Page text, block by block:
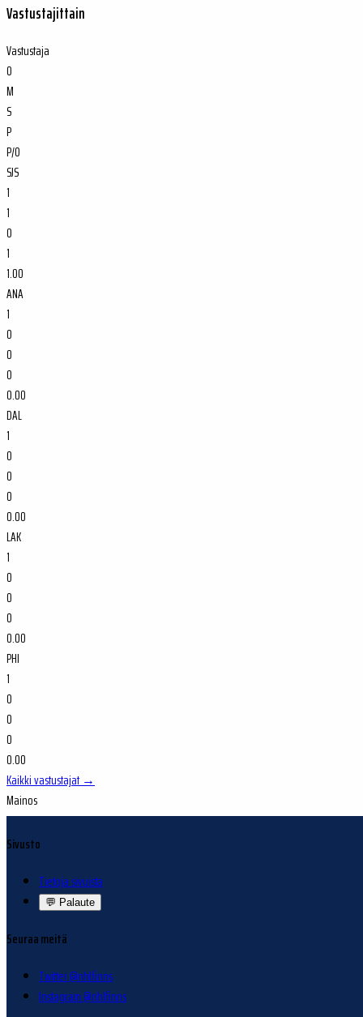
Vastustajittain
Vastustaja
O
M
S
P
P/O
SJS
1
1
0
1
1.00
ANA
1
0
0
0
0.00
DAL
1
0
0
0
0.00
LAK
1
0
0
0
0.00
PHI
1
0
0
0
0.00
Kaikki vastustajat →
Mainos
Sivusto
Tietoja sivuista
💬 Palaute
Seuraa meitä
Twitter @nhlfinns
Instagram @nhlfinns